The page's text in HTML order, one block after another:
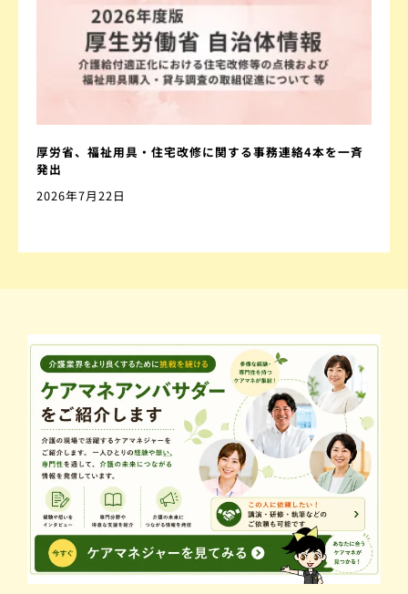
厚労省、福祉用具・住宅改修に関する事務連絡4本を一斉
発出
2026年7月22日